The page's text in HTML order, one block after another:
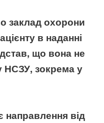
заклад охорони
в наданні
що вона не
НСЗУ, зокрема у
направлення від